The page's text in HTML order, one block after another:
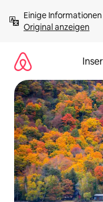
Inhalten
springenOriginal anzeigen